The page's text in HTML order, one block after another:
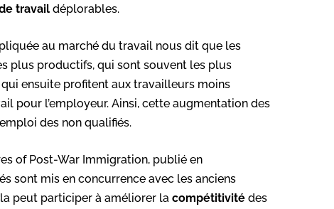
travail déplorables.
au marché du travail nous dit que les
plus productifs, qui sont souvent les plus
qui ensuite profitent aux travailleurs moins
pour l’employeur. Ainsi, cette augmentation des
des non qualifiés.
of Post-War Immigration, publié en
sont mis en concurrence avec les anciens
peut participer à améliorer la compétitivité des